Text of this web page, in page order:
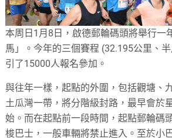
本周日1月8日，啟德郵輪碼頭將舉行一
馬」。今年的三個賽程 (32.195公里、
引了15000人報名參加。
與往年一樣，起點的外圍，包括觀塘、
土瓜灣一帶，將分階級封路，最早會於
始。而在起點前一段時間，起點郵輪碼
梭巴士，一般車輛將禁止進入。至於小